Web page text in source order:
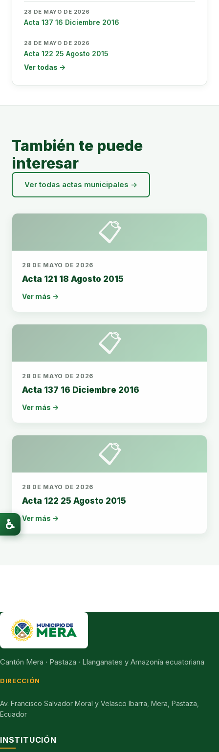
28 DE MAYO DE 2026
Acta 137 16 Diciembre 2016
28 DE MAYO DE 2026
Acta 122 25 Agosto 2015
Ver todas →
También te puede
interesar
Ver todas actas municipales →
📋
28 DE MAYO DE 2026
Acta 121 18 Agosto 2015
Ver más →
📋
28 DE MAYO DE 2026
Acta 137 16 Diciembre 2016
Ver más →
📋
28 DE MAYO DE 2026
Acta 122 25 Agosto 2015
Ver más →
Cantón Mera · Pastaza · Llanganates y Amazonía ecuatoriana
DIRECCIÓN
Av. Francisco Salvador Moral y Velasco Ibarra, Mera, Pastaza,
Ecuador
INSTITUCIÓN
♿